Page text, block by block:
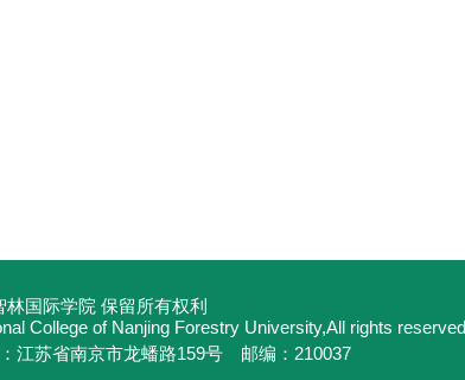
国际学院 保留所有权利
College of Nanjing Forestry University,All rights reserved
江苏省南京市龙蟠路159号 邮编：210037